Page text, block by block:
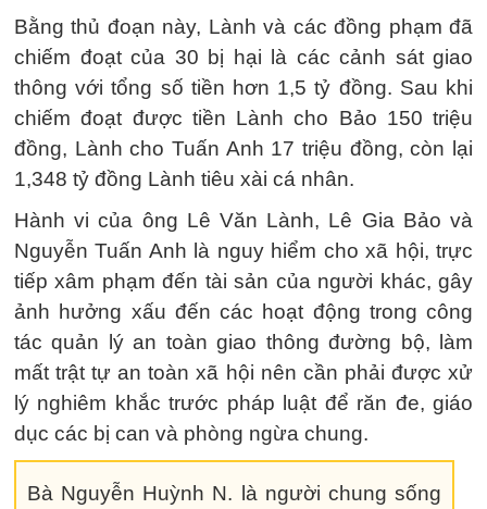
Bằng thủ đoạn này, Lành và các đồng phạm đã
chiếm đoạt của 30 bị hại là các cảnh sát giao
thông với tổng số tiền hơn 1,5 tỷ đồng. Sau khi
chiếm đoạt được tiền Lành cho Bảo 150 triệu
đồng, Lành cho Tuấn Anh 17 triệu đồng, còn lại
1,348 tỷ đồng Lành tiêu xài cá nhân.
Hành vi của ông Lê Văn Lành, Lê Gia Bảo và
Nguyễn Tuấn Anh là nguy hiểm cho xã hội, trực
tiếp xâm phạm đến tài sản của người khác, gây
ảnh hưởng xấu đến các hoạt động trong công
tác quản lý an toàn giao thông đường bộ, làm
mất trật tự an toàn xã hội nên cần phải được xử
lý nghiêm khắc trước pháp luật để răn đe, giáo
dục các bị can và phòng ngừa chung.
Bà Nguyễn Huỳnh N. là người chung sống